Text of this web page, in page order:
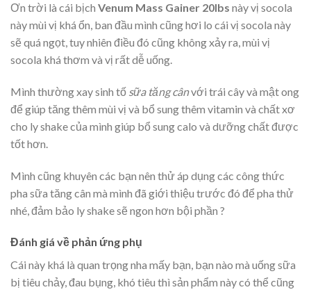
Ơn trời là cái bịch Venum Mass Gainer 20lbs này vị socola
này mùi vị khá ổn, ban đầu mình cũng hơi lo cái vị socola này
sẽ quá ngọt, tuy nhiên điều đó cũng không xảy ra, mùi vị
socola khá thơm và vị rất dễ uống.
Mình thường xay sinh tố sữa tăng cânvới trái cây và mật ong
để giúp tăng thêm mùi vị và bổ sung thêm vitamin và chất xơ
cho ly shake của mình giúp bổ sung calo và dưỡng chất được
tốt hơn.
Mình cũng khuyên các bạn nên thử áp dụng các công thức
pha sữa tăng cân mà mình đã giới thiệu trước đó để pha thử
nhé, đảm bảo ly shake sẽ ngon hơn bội phần ?
Đánh giá về phản ứng phụ
Cái này khá là quan trọng nha mấy bạn, bạn nào mà uống sữa
bị tiêu chảy, đau bụng, khó tiêu thì sản phẩm này có thể cũng